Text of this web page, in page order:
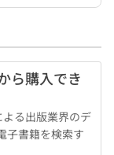
ら購入でき
よる出版業界のデ
子書籍を検索す